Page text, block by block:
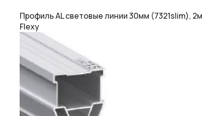
Профиль AL световые линии 30мм (7321slim), 2м
Flexy